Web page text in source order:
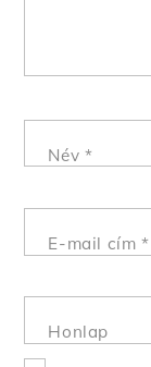
Név *
E-mail cím*
Honlap